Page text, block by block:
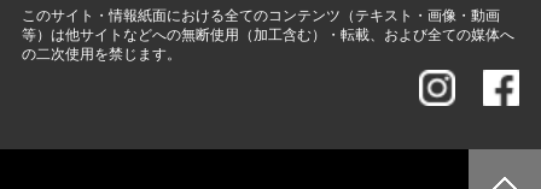
このサイト・情報紙面における全てのコンテンツ（テキスト・画像・動画
等）は他サイトなどへの無断使用（加工含む）・転載、および全ての媒体へ
の二次使用を禁じます。